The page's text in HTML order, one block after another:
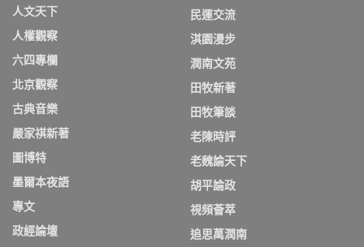
人文天下
人權觀察
六四專欄
北京觀察
古典音樂
嚴家祺新著
圖博特
墨爾本夜語
專文
政經論壇
民運交流
淇園漫步
潤南文苑
田牧新著
田牧筆談
老陳時評
老魏論天下
胡平論政
視頻薈萃
追思萬潤南